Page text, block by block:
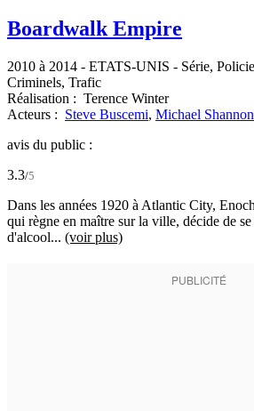
Boardwalk Empire
2010 à 2014 - ETATS-UNIS - Série,
Criminels, Trafic
Réalisation : Terence Winter
Acteurs : Steve Buscemi, Michael Shannon
avis du public :
3.3/5
Dans les années 1920 à Atlantic City,
qui règne en maître sur la ville, décide de
d'alcool... (voir plus)